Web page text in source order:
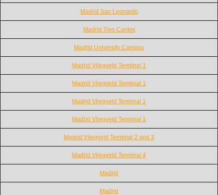
Madrid San Leonardo
Madrid Tres Cantos
Madrid University Campus
Madrid Vliegveld Terminal 1
Madrid Vliegveld Terminal 1
Madrid Vliegveld Terminal 1
Madrid Vliegveld Terminal 1
Madrid Vliegveld Terminal 2 and 3
Madrid Vliegveld Terminal 4
Madrid
Madrid